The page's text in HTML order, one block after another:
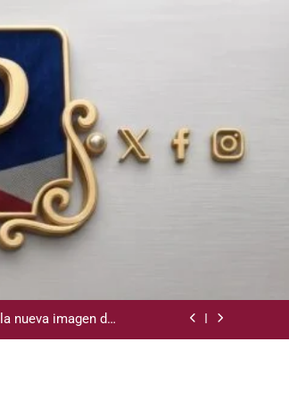
de San Cristobal
de sus 18
asistencia social
nueva imagen del
CODIA
León hace un mes
de San Cristobal